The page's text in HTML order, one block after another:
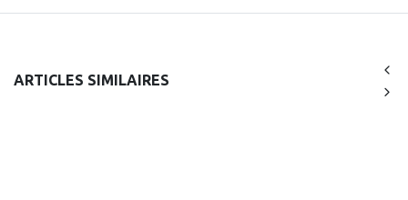
ARTICLES SIMILAIRES